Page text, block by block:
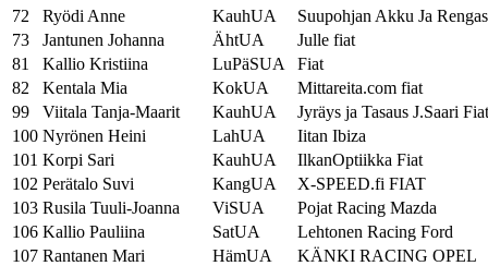
72
Ryödi Anne KauhUA
Suupohjan Akku Ja
73
Jantunen Johanna ÄhtUA
Julle fiat
81
Kallio Kristiina LuPäSUA
Fiat
82
Kentala Mia KokUA
Mittareita.com fiat
99
Viitala Tanja-Maarit KauhUA
Jyräys ja Tasaus J.Saari Fiat
100 Nyrönen Heini LahUA
Iitan Ibiza
101 Korpi Sari KauhUA
IlkanOptiikka Fiat
102 Perätalo Suvi KangUA
X-SPEED.fi FIAT
103 Rusila Tuuli-Joanna ViSUA
Pojat Racing Mazda
106 Kallio Pauliina SatUA
Lehtonen Racing Ford
107 Rantanen Mari HämUA
KÄNKI RACING OPEL